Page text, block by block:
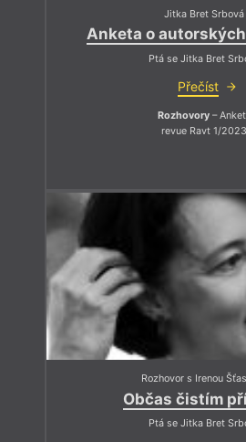
Jitka Bret Srbová
Anketa o
Ptá se Jitka Bret
Přečíst
Rozhovory–
revue Ravt 1/2023
Rozhovor s Irenou
Občas čistím
Ptá se Jitka Bret